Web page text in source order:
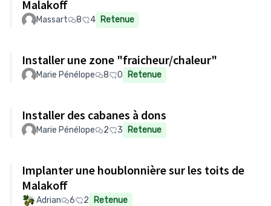
Malakoff
Massart 8 4 Retenue
Installer une zone "fraicheur/chaleur"
Marie Pénélope 8 0 Retenue
Installer des cabanes à dons
Marie Pénélope 2 3 Retenue
Implanter une houblonnière sur les toits de
Malakoff
Adrian 6 2 Retenue